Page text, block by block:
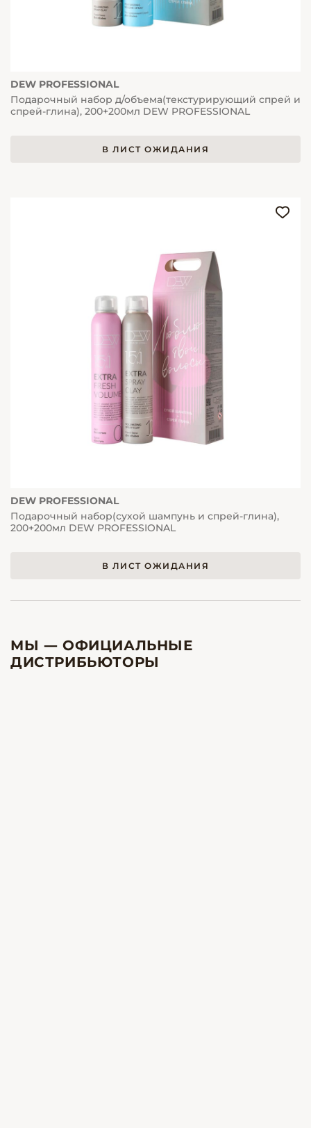
DEW PROFESSIONAL
Подарочный набор д/объема(текстурирующий спрей и
спрей-глина), 200+200мл DEW PROFESSIONAL
В ЛИСТ ОЖИДАНИЯ
DEW PROFESSIONAL
Подарочный набор(сухой шампунь и спрей-глина),
200+200мл DEW PROFESSIONAL
В ЛИСТ ОЖИДАНИЯ
МЫ — ОФИЦИАЛЬНЫЕ
ДИСТРИБЬЮТОРЫ